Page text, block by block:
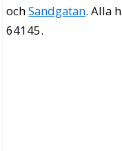
ochSandgatan. Alla
64145.